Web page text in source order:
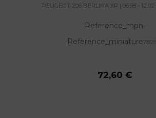
PEUGEOT 206 BERLINA XR | 06.98 - 12.02
Reference_mpn-
Reference_miniature
72,60 €